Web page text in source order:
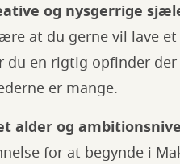
og nysgerrige
at du gerne vil lave
en rigtig opfinder
er mange.
alder og
for at begynde i